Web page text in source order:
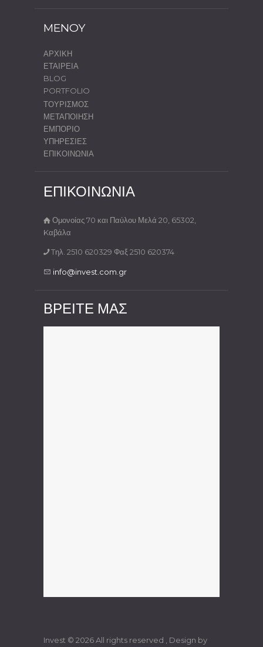
MENOY
ΑΡΧΙΚΗ
ΕΤΑΙΡΕΙΑ
BLOG
PORTFOLIO
ΤΟΥΡΙΣΜΟΣ
ΜΕΤΑΠΟΙΗΣΗ
ΕΜΠΟΡΙΟ
ΥΠΗΡΕΣΙΕΣ
ΕΠΙΚΟΙΝΩΝΙΑ
ΕΠΙΚΟΙΝΩΝΙΑ
Ομονοίας 70 και Παύλου Μελά 20, 65302,
Kαβάλα
Tηλ. 2510 620329 Φαξ 2510 620374
info@invest.com.gr
ΒΡΕΙΤΕ ΜΑΣ
Invest © 2026 All rights reserved , Design by